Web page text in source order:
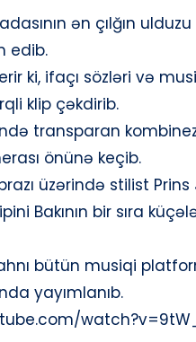
ən çılğın
edib.
ki, ifaçı sözləri və
klip çəkdirib.
transparan
önünə keçib.
üzərində stilist Prins
Bakının bir sıra
bütün musiqi
yayımlanıb.